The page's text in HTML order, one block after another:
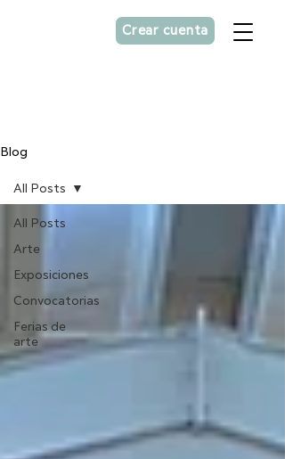
Crear cuenta
Blog
All Posts
Arte
Exposiciones
Convocatorias
Ferias de
arte
All Posts